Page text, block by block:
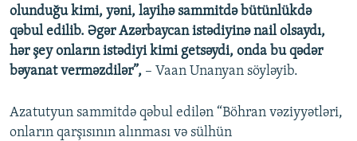
olunduğu kimi, yəni, layihə sammitdə bütünlükdə
qəbul edilib. Əgər Azərbaycan istədiyinə nail olsaydı,
hər şey onların istədiyi kimi getsəydi, onda bu qədər
bəyanat verməzdilər”, – Vaan Unanyan söyləyib.
Azatutyun sammitdə qəbul edilən “Böhran vəziyyətləri,
onların qarşısının alınması və sülhün